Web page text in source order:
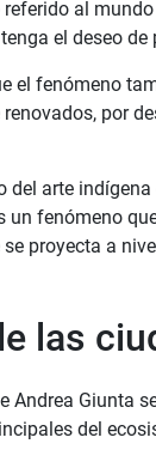
al
el deseo de
el fenómeno
por
del arte
un fenómeno
proyecta a
las
Andrea Giunta
del